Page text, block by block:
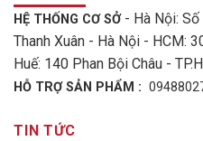
HỆ THỐNG CƠ SỞ - Hà Nội:
Thanh Xuân - Hà Nội - HCM:
Huế: 140 Phan Bội Châu -
HỖ TRỢ SẢN PHẨM :
TIN TỨC